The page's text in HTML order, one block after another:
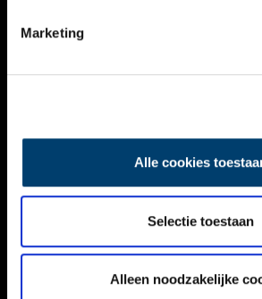
Marketing
Alle cookies
Selectie toestaan
Alleen noodzakelijke
NIEUWSBRIEF
DISCLAIMER
TOEGANKELIJKHEID
Volg ONH op social media